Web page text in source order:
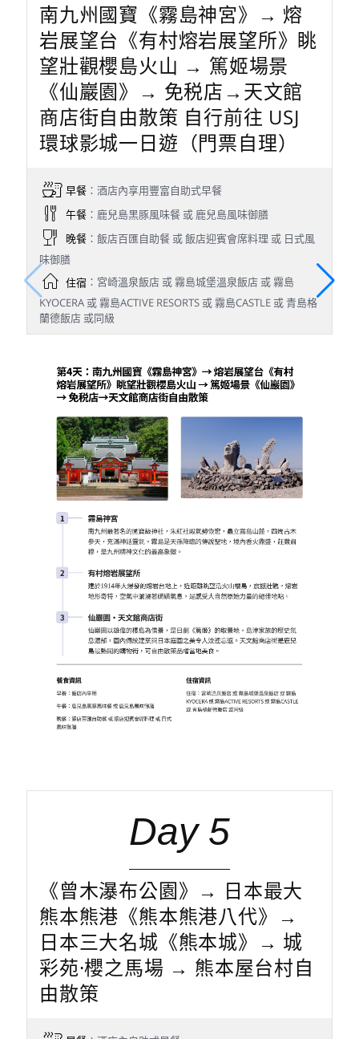
南九州國寶《霧島神宮》→ 熔
岩展望台《有村熔岩展望所》眺
望壯觀櫻島火山 → 篤姬場景
《仙巖園》→ 免税店→天文館
商店街自由散策 自行前往 USJ
環球影城一日遊（門票自理）
早餐：酒店內享用豐富自助式早餐
午餐：鹿兒島黑豚風味餐 或 鹿兒島風味御膳
晚餐：飯店百匯自助餐 或 飯店迎賓會席料理 或 日式風
味御膳
住宿：宮崎溫泉飯店 或 霧島城堡溫泉飯店 或 霧島
KYOCERA 或 霧島ACTIVE RESORTS 或 霧島CASTLE 或 青島格
蘭德飯店 或同級
Day 5
《曾木瀑布公園》→ 日本最大
熊本熊港《熊本熊港八代》→
日本三大名城《熊本城》→ 城
彩苑·櫻之馬場 → 熊本屋台村自
由散策